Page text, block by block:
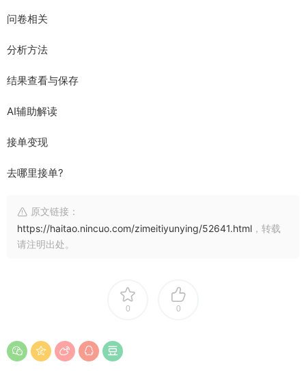
问卷相关
分析方法
结果查看与保存
AI辅助解读
接单变现
去哪里接单?
原文链接：
https://haitao.nincuo.com/zimeitiyunying/52641.html ，转载
请注明出处。
0 0